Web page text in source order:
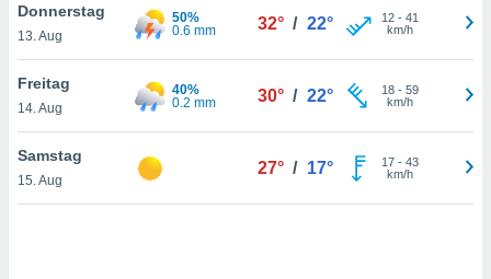
der
weiterhin
Donnerstag
13. Aug
50%
0.6 mm
32° / 22° 12- 41
km/h
Freitag
14. Aug
40%
0.2 mm
30° / 22° 18- 59
km/h
Samstag
15. Aug
27° / 17° 17- 43
km/h